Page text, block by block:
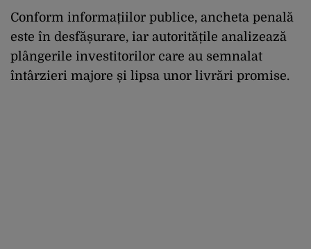
Conform informațiilor publice, ancheta penal ă
este în desfășurare, iar autoritățile analizează
plângerile investitorilor care au semnalat
întârzieri majore și lipsa unor livrări promise.